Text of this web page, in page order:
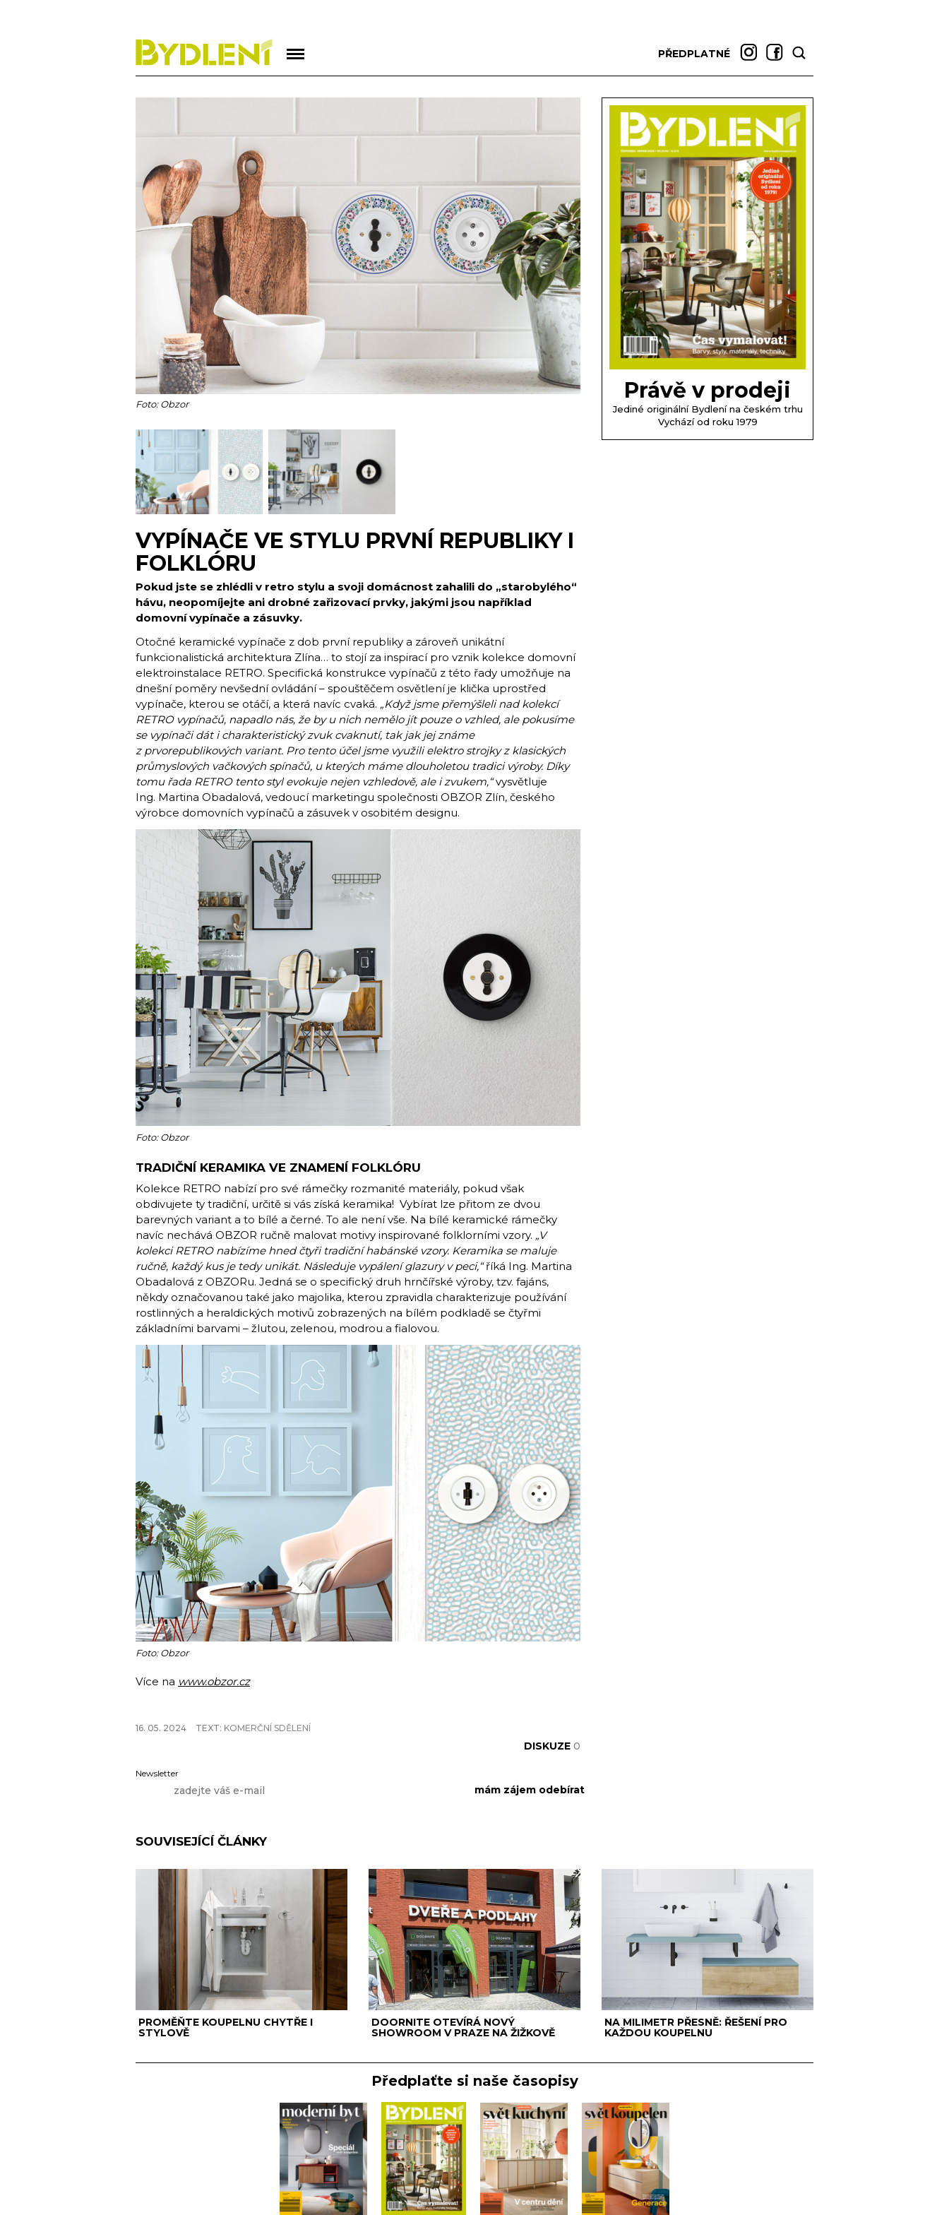
PŘEDPLATNÉ
Foto: Obzor
VYPÍNAČE VE STYLU PRVNÍ REPUBLIKY I
FOLKLÓRU
Pokud jste se zhlédli v retro stylu a svoji domácnost zahalili do „starobylého“
hávu, neopomíjejte ani drobné zařizovací prvky, jakými jsou například
domovní vypínače a zásuvky.
Otočné keramické vypínače z dob první republiky a zároveň unikátní
funkcionalistická architektura Zlína… to stojí za inspirací pro vznik kolekce domovní
elektroinstalace RETRO. Specifická konstrukce vypínačů z této řady umožňuje na
dnešní poměry nevšední ovládání – spouštěčem osvětlení je klička uprostřed
vypínače, kterou se otáčí, a která navíc cvaká. „Když jsme přemýšleli nad kolekcí
RETRO vypínačů, napadlo nás, že by u nich nemělo jít pouze o vzhled, ale pokusíme
se vypínači dát i charakteristický zvuk cvaknutí, tak jak jej známe
z prvorepublikových variant. Pro tento účel jsme využili elektro strojky z klasických
průmyslových vačkových spínačů, u kterých máme dlouholetou tradici výroby. Díky
tomu řada RETRO tento styl evokuje nejen vzhledově, ale i zvukem,“vysvětluje
Ing. Martina Obadalová, vedoucí marketingu společnosti OBZOR Zlín, českého
výrobce domovních vypínačů a zásuvek v osobitém designu.
Foto: Obzor
TRADIČNÍ KERAMIKA VE ZNAMENÍ FOLKLÓRU
Kolekce RETRO nabízí pro své rámečky rozmanité materiály, pokud však
obdivujete ty tradiční, určitě si vás získá keramika! Vybírat lze přitom ze dvou
barevných variant a to bílé a černé. To ale není vše. Na bílé keramické rámečky
navíc nechává OBZOR ručně malovat motivy inspirované folklorními vzory. „V
kolekci RETRO nabízíme hned čtyři tradiční habánské vzory. Keramika se maluje
ručně, každý kus je tedy unikát. Následuje vypálení glazury v peci,“říká Ing. Martina
Obadalová z OBZORu. Jedná se o specifický druh hrnčířské výroby, tzv. fajáns,
někdy označovanou také jako majolika, kterou zpravidla charakterizuje používání
rostlinných a heraldických motivů zobrazených na bílém podkladě se čtyřmi
základními barvami – žlutou, zelenou, modrou a fialovou.
Foto: Obzor
Více na www.obzor.cz
16. 05. 2024 TEXT: KOMERČNÍ SDĚLENÍ
DISKUZE 0
Newsletter
SOUVISEJÍCÍ ČLÁNKY
PROMĚŇTE KOUPELNU CHYTŘE I
STYLOVĚ
DOORNITE OTEVÍRÁ NOVÝ
SHOWROOM V PRAZE NA ŽIŽKOVĚ
NA MILIMETR PŘESNĚ: ŘEŠENÍ PRO
KAŽDOU KOUPELNU
Právě v prodeji
Jediné originální Bydlení na českém trhu
Vychází od roku 1979
Předplaťte si naše časopisy